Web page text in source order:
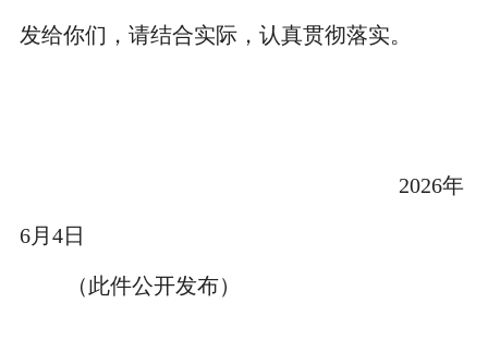
发给你们，请结合实际，认真贯彻落实。
2026年
6月4日
（此件公开发布）